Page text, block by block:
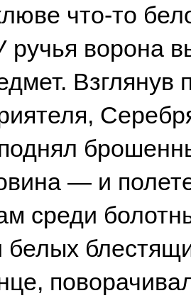
что-то
ручья ворона
Взглянув
— и
среди
белых